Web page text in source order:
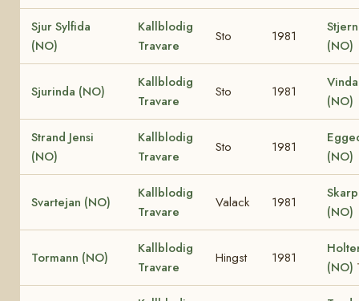
Sjur Sylfida
(NO)
Kallblodig
Travare
Sto 1981
(NO)
Sjurinda (NO)
Kallblodig
Travare
Sto 1981
(NO)
Strand Jensi
(NO)
Kallblodig
Travare
Sto 1981
(NO)
Svartejan (NO)
Kallblodig
Travare
Valack 1981
(NO)
Tormann (NO)
Kallblodig
Travare
Hingst 1981
(NO)